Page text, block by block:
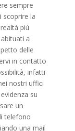
sempre
scoprire la
più
a
delle
in contatto
infatti
nostri uffici
su
un
telefono
una mail